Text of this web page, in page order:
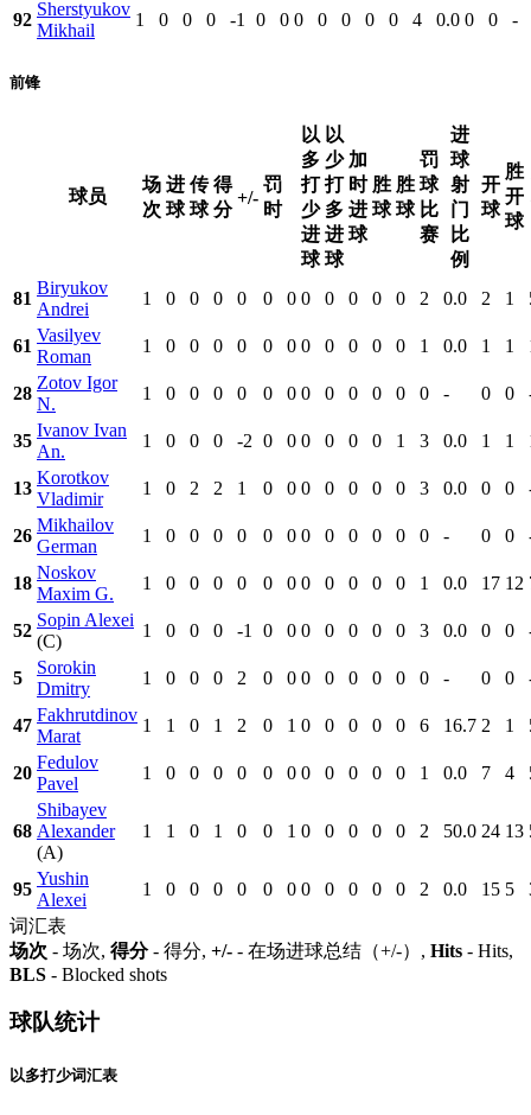
92
Sherstyukov
Mikhail
1 0 0 0 -1 0 0 0 0 0 0 0 4 0.0 0 0 -
前锋
球员
场
次
进
球
传
球
得
分
+/-
罚
时
以
多
打
少
进
球
以
少
打
多
进
球
加
时
进
球
胜
球
胜
球
罚
球
比
赛
进
球
射
门
比
例
开
球
胜
开
球
81
Biryukov
Andrei
1 0 0 0 0 0 0 0 0 0 0 0 2 0.0 2 1
61
Vasilyev
Roman
1 0 0 0 0 0 0 0 0 0 0 0 1 0.0 1 1
28
Zotov Igor
N.
1 0 0 0 0 0 0 0 0 0 0 0 0 - 0 0
35
Ivanov Ivan
An.
1 0 0 0 -2 0 0 0 0 0 0 1 3 0.0 1 1
13
Korotkov
Vladimir
1 0 2 2 1 0 0 0 0 0 0 0 3 0.0 0 0
26
Mikhailov
German
1 0 0 0 0 0 0 0 0 0 0 0 0 - 0 0
18
Noskov
Maxim G.
1 0 0 0 0 0 0 0 0 0 0 0 1 0.0 17 12
52
Sopin Alexei
(C)
1 0 0 0 -1 0 0 0 0 0 0 0 3 0.0 0 0
5
Sorokin
Dmitry
1 0 0 0 2 0 0 0 0 0 0 0 0 - 0 0
47
Fakhrutdinov
Marat
1 1 0 1 2 0 1 0 0 0 0 0 6 16.7 2 1
20
Fedulov
Pavel
1 0 0 0 0 0 0 0 0 0 0 0 1 0.0 7 4
68
Shibayev
Alexander
(A)
1 1 0 1 0 0 1 0 0 0 0 0 2 50.0 24 13
95
Yushin
Alexei
1 0 0 0 0 0 0 0 0 0 0 0 2 0.0 15 5
词汇表
场次 - 场次, 得分- 得分, +/- - 在场进球总结（+/-）, Hits - Hits,
BLS - Blocked shots
球队统计
以多打少词汇表